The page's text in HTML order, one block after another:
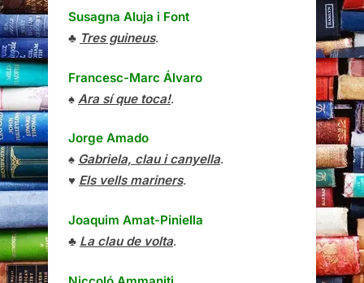
Susagna Aluja i Font
♣ Tres guineus.
Francesc-Marc Álvaro
♠ Ara sí que toca!.
Jorge Amado
♠ Gabriela, clau i canyella.
♥ Els vells mariners.
Joaquim Amat-Piniella
♣ La clau de volta.